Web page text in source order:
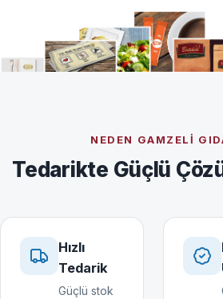
NEDEN GAMZELI
Tedarikte Güçlü
Hızlı
Tedarik
Güçlü stok